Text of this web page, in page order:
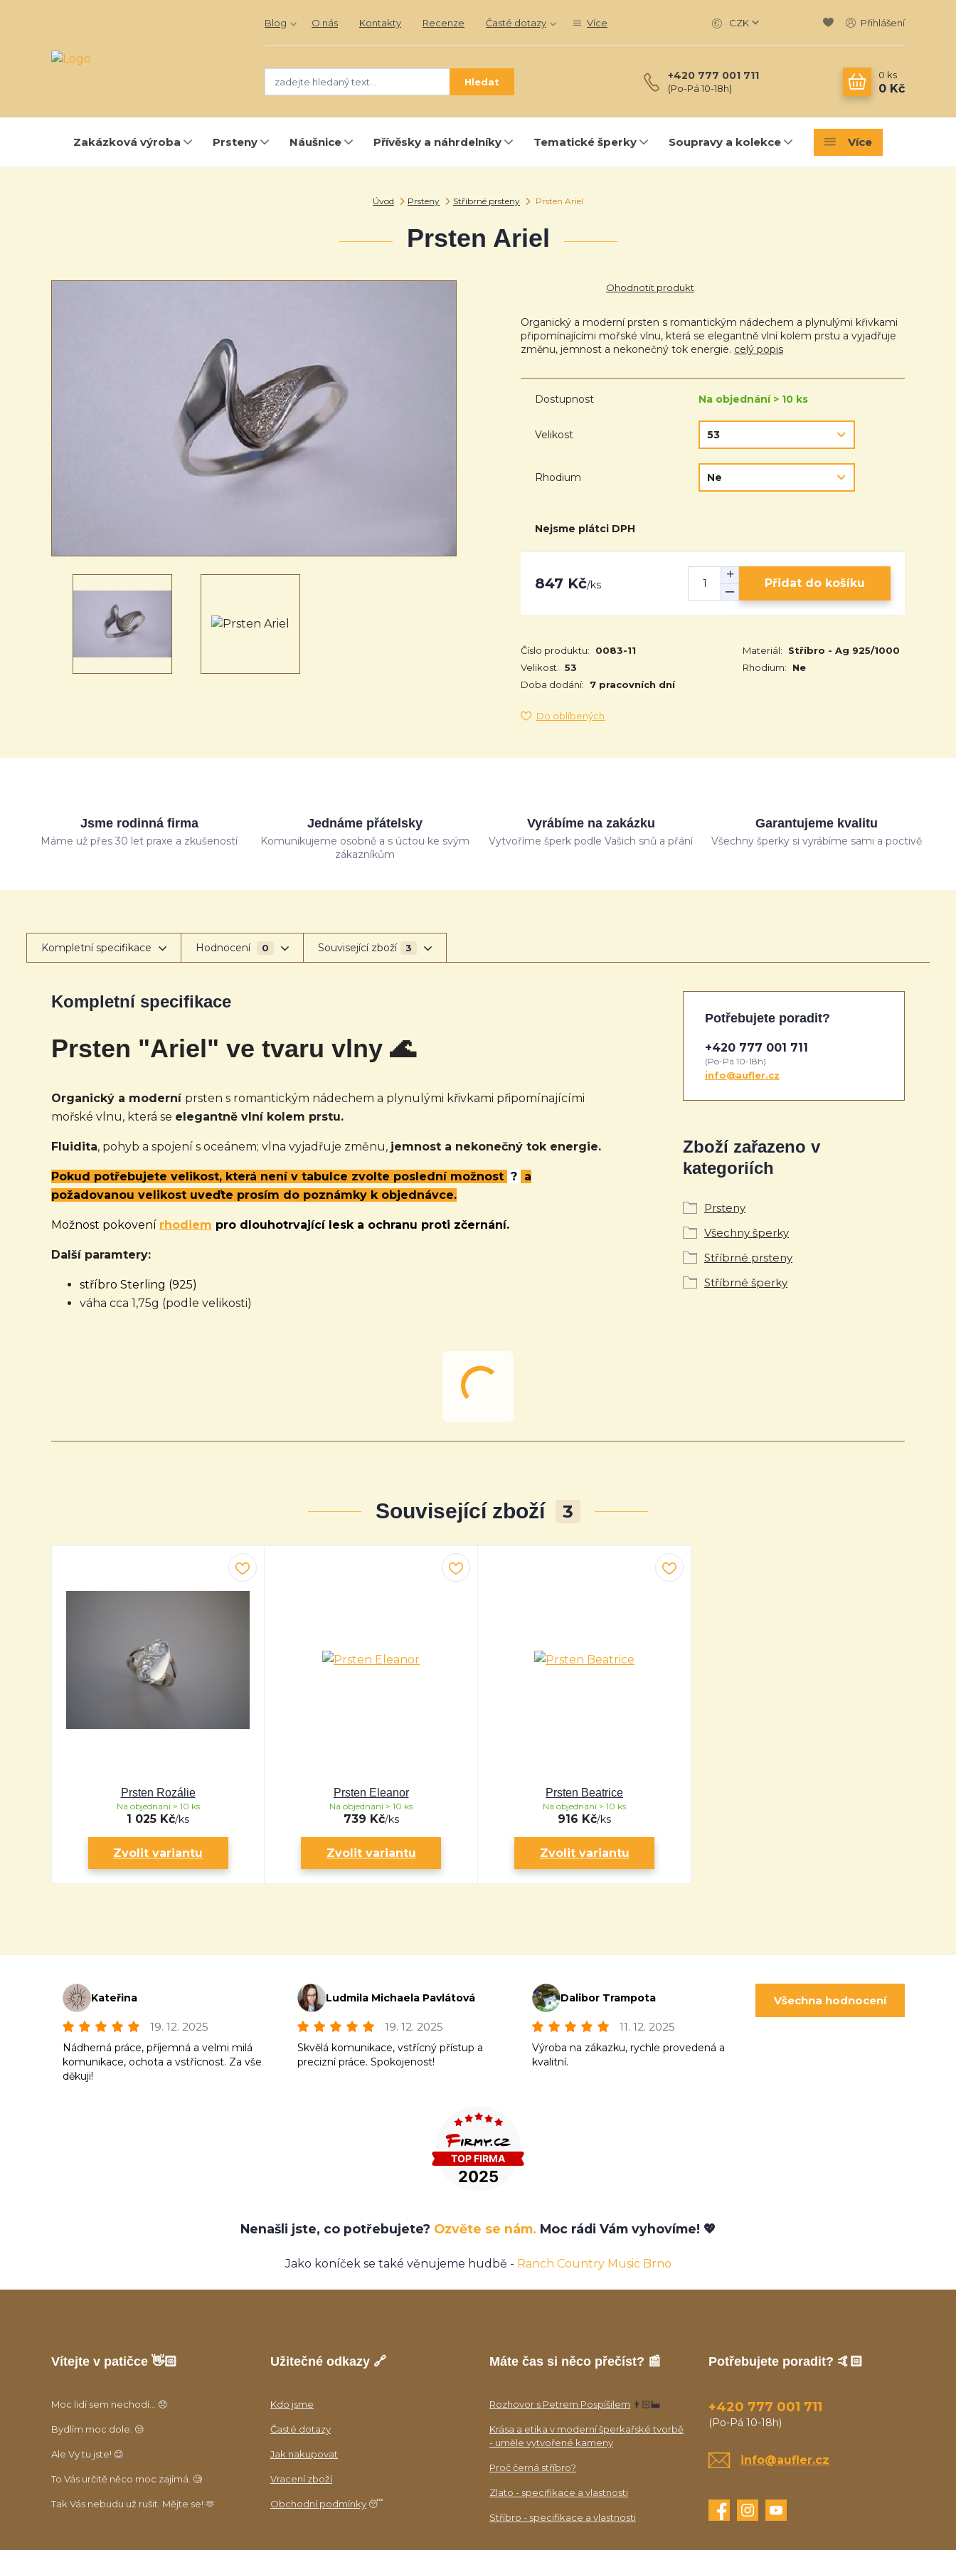
Blog O nás Kontakty Recenze Časté dotazy Více CZK Přihlášení
Hledat +420 777 001 711
(Po-Pá 10-18h)
0 ks
0 Kč
Zakázková výroba Prsteny Náušnice Přívěsky a náhrdelníky Tematické šperky Soupravy a kolekce Více
Úvod Prsteny Stříbrné prsteny Prsten Ariel
Prsten Ariel
Ohodnotit produkt
Organický a moderní prsten s romantickým nádechem a plynulými křivkami
připomínajícími mořské vlnu, která se elegantně vlní kolem prstu a vyjadřuje
změnu, jemnost a nekonečný tok energie. celý popis
Dostupnost Na objednání > 10 ks
Velikost
Rhodium
Nejsme plátci DPH
847 Kč/ks Přidat do košíku
Číslo produktu: 0083-11 Materiál:
Stříbro - Ag 925/1000
Velikost: 53 Rhodium:
Ne
Doba dodání:
7 pracovních dní
Do oblíbených
Jsme rodinná firma
Máme už přes 30 let praxe a zkušeností
Jednáme přátelsky
Komunikujeme osobně a s úctou ke svým
zákazníkům
Vyrábíme na zakázku
Vytvoříme šperk podle Vašich snů a přání
Garantujeme kvalitu
Všechny šperky si vyrábíme sami a poctivě
Kompletní specifikace Hodnocení 0 Související zboží 3
Kompletní specifikace
Prsten "Ariel" ve tvaru vlny 🌊
Organický a moderní prsten s romantickým nádechem a plynulými křivkami připomínajícími
mořské vlnu, která se elegantně vlní kolem prstu.
Fluidita, pohyb a spojení s oceánem; vlna vyjadřuje změnu, jemnost a nekonečný tok energie.
Pokud potřebujete velikost, která není v tabulce zvolte poslední možnost ? a
požadovanou velikost uveďte prosím do poznámky k objednávce.
Možnost pokovení rhodiem pro dlouhotrvající lesk a ochranu proti zčernání.
Další paramtery:
stříbro Sterling (925)
váha cca 1,75g (podle velikosti)
Zboží zařazeno v
kategoriích
Prsteny
Všechny šperky
Stříbrné prsteny
Stříbrné šperky
Potřebujete poradit?
+420 777 001 711
(Po-Pá 10-18h)
info@aufler.cz
Související zboží 3
Prsten Rozálie
1 025 Kč/ks
Na objednání > 10 ks
Zvolit variantu
Prsten Eleanor
739 Kč/ks
Na objednání > 10 ks
Zvolit variantu
Prsten Beatrice
916 Kč/ks
Na objednání > 10 ks
Zvolit variantu
Kateřina
19. 12. 2025
Nádherná práce, příjemná a velmi milá
komunikace, ochota a vstřícnost. Za vše
děkuji!
Ludmila Michaela Pavlátová
19. 12. 2025
Skvělá komunikace, vstřícný přístup a
precizní práce. Spokojenost!
Dalibor Trampota
11. 12. 2025
Výroba na zákazku, rychle provedená a
kvalitní.
Všechna hodnocení
Nenašli jste, co potřebujete? Ozvěte se nám. Moc rádi Vám vyhovíme! 💖
Jako koníček se také věnujeme hudbě - Ranch Country Music Brno
Vítejte v patičce 👋🏻
Moc lidí sem nechodí... 😞
Bydlím moc dole. 😒
Ale Vy tu jste! 😊
To Vás určitě něco moc zajímá. 🧐
Tak Vás nebudu už rušit. Mějte se! 🫶
Užitečné odkazy 🔗
Kdo jsme
Časté dotazy
Jak nakupovat
Vracení zboží
Obchodní podmínky 😴
Máte čas si něco přečíst? 📰
Rozhovor s Petrem Pospíšilem 👨🏻‍🏭
Krása a etika v moderní šperkařské tvorbě
- uměle vytvořené kameny
Proč černá stříbro?
Zlato - specifikace a vlastnosti
Stříbro - specifikace a vlastnosti
Potřebujete poradit? 🤙🏻
+420 777 001 711
(Po-Pá 10-18h)
info@aufler.cz